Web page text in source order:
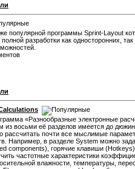
популярной программы Sprint-Layout
разработки как односторонних,
«Разнообразные электронные
из восьми её разделов имеется до
рассчитать почти все мыслимые
Например, в разделе System можно
components), горячие клавиши
частотные характеристики
влажности, температуры,